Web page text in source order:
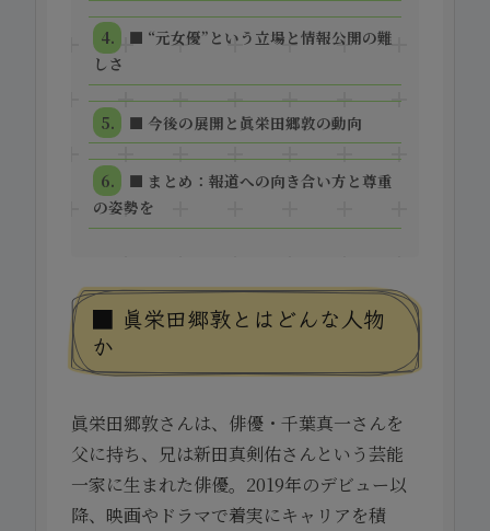
■ “元女優”という立場と情報公開の難
しさ
■ 今後の展開と眞栄田郷敦の動向
■ まとめ：報道への向き合い方と尊重
の姿勢を
■ 眞栄田郷敦とはどんな人物
か
眞栄田郷敦さんは、俳優・千葉真一さんを
父に持ち、兄は新田真剣佑さんという芸能
一家に生まれた俳優。2019年のデビュー以
降、映画やドラマで着実にキャリアを積